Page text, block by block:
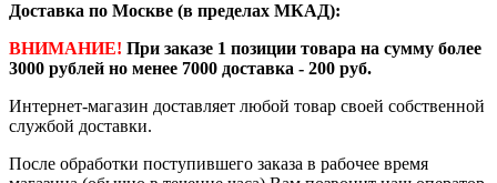
Доставка по Москве (в пределах МКАД):
ВНИМАНИЕ! При заказе 1 позиции товара на сумму более
3000 рублей но менее 7000 доставка - 200 руб.
Интернет-магазин доставляет любой товар своей собственной
службой доставки.
После обработки поступившего заказа в рабочее время